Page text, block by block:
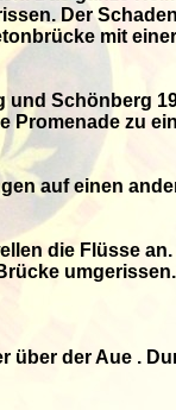
Der
mit
und Schönberg
Promenade zu
auf einen
die Flüsse
über der Aue .